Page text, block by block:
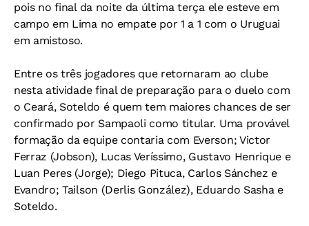
pois no final da noite da última terça ele esteve em
campo em Lima no empate por 1 a 1 com o Uruguai
em amistoso.
Entre os três jogadores que retornaram ao clube
nesta atividade final de preparação para o duelo com
o Ceará, Soteldo é quem tem maiores chances de ser
confirmado por Sampaoli como titular. Uma provável
formação da equipe contaria com Everson; Victor
Ferraz (Jobson), Lucas Veríssimo, Gustavo Henrique e
Luan Peres (Jorge); Diego Pituca, Carlos Sánchez e
Evandro; Tailson (Derlis González), Eduardo Sasha e
Soteldo.